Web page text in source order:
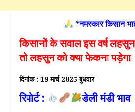
*नमस्कार किसान
किसानों के सवाल इस वर्ष
तो लहसुन को क्या फेकना पड़ेगा
दिनांक : 19 मार्च 2025 बुधवार
रिपोर्ट : डेली मंडी भाव